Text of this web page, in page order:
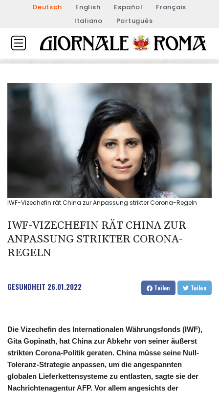
Deutsch English Español
Français
Italiano
Português
IWF-Vizechefin rät China zur Anpassung strikter Corona-Regeln
IWF-VIZECHEFIN RÄT CHINA ZUR
ANPASSUNG STRIKTER CORONA-
REGELN
GESUNDHEIT 26.01.2022 Teilen Teilen
Die Vizechefin des Internationalen Währungsfonds (IWF),
Gita Gopinath, hat China zur Abkehr von seiner äußerst
strikten Corona-Politik geraten. China müsse seine Null-
Toleranz-Strategie anpassen, um die angespannten
globalen Lieferkettensysteme zu entlasten, sagte sie der
Nachrichtenagentur AFP. Vor allem angesichts der